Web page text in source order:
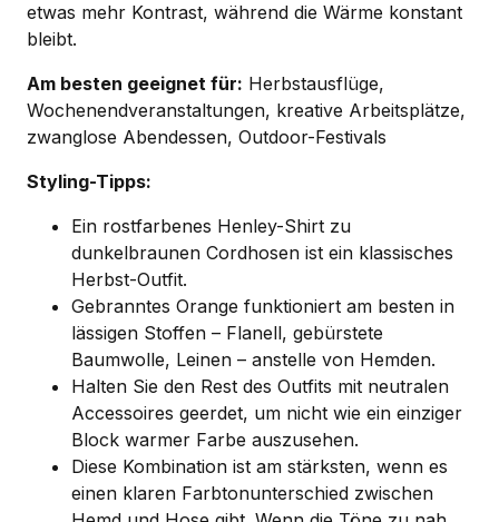
etwas mehr Kontrast, während die Wärme konstant
bleibt.
Am besten geeignet für: Herbstausflüge,
Wochenendveranstaltungen, kreative Arbeitsplätze,
zwanglose Abendessen, Outdoor-Festivals
Styling-Tipps:
Ein rostfarbenes Henley-Shirt zu
dunkelbraunen Cordhosen ist ein klassisches
Herbst-Outfit.
Gebranntes Orange funktioniert am besten in
lässigen Stoffen – Flanell, gebürstete
Baumwolle, Leinen – anstelle von Hemden.
Halten Sie den Rest des Outfits mit neutralen
Accessoires geerdet, um nicht wie ein einziger
Block warmer Farbe auszusehen.
Diese Kombination ist am stärksten, wenn es
einen klaren Farbtonunterschied zwischen